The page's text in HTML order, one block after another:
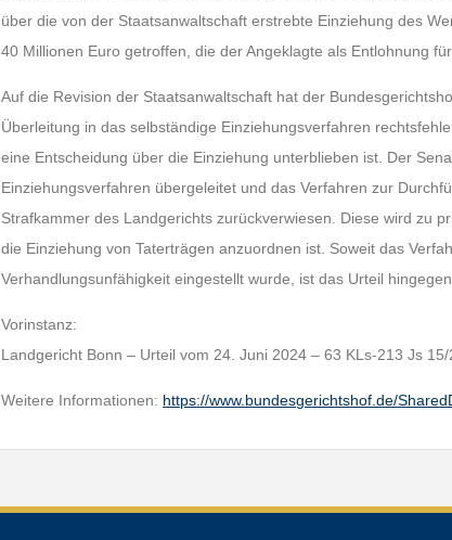
über die von der Staatsanwaltschaft erstrebte Einziehung des
40 Millionen Euro getroffen, die der Angeklagte als Entlohnung
Auf die Revision der Staatsanwaltschaft hat der
Überleitung in das selbständige Einziehungsverfahren
eine Entscheidung über die Einziehung unterblieben ist. Der
Einziehungsverfahren übergeleitet und das Verfahren zur
Strafkammer des Landgerichts zurückverwiesen. Diese wird zu
die Einziehung von Taterträgen anzuordnen ist. Soweit das
Verhandlungsunfähigkeit eingestellt wurde, ist das Urteil
Vorinstanz:
Landgericht Bonn – Urteil vom 24. Juni 2024 – 63 KLs-213 Js
Weitere Informationen: https://www.bundesgerichtshof.de/